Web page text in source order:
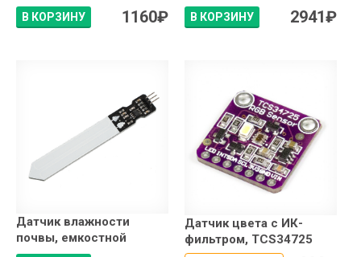
В КОРЗИНУ 1160₽ В КОРЗИНУ 2941₽
Датчик влажности
почвы, емкостной
Датчик цвета с ИК-
фильтром, TCS34725